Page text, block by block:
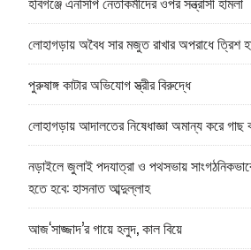
লোহাগড়ায় অবৈধ সার মজুত রাখার অপরাধে ত্রিশ
পুরুষাঙ্গ কাটার অভিযোগ স্ত্রীর বিরুদ্ধে
লোহাগড়ায় আদালতের নিষেধাজ্ঞা অমান্য করে গাছ
নড়াইলে জুলাই পদযাত্রা ও পথসভায়
হতে হবে: হাসনাত আব্দুল্লাহ
আজ‘সাজ্জাদ’র গায়ে হলুদ, কাল বিয়ে